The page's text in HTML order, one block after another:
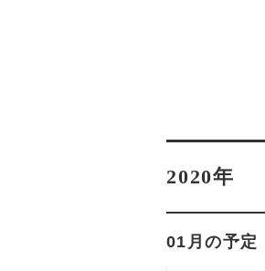
2020年
01月の予定